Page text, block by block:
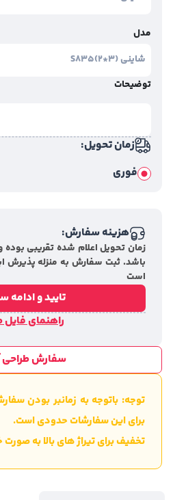
مدل
توضیحات
زمان تحویل:
فوری
هزینه سفارش:
زمان تحویل اعلام شده تقریبی
باشد. ثبت سفارش به منزله
است
تایید و ادامه سفارش
راهنمای فایل
سفارش طراحی
توجه: باتوجه به زمانبر بودن
برای این سفارشات حدودی است.
تخفیف برای تیراژ های بالا به